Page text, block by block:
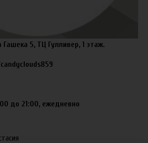
Гашека 5, ТЦ Гулливер, 1 этаж.
до 21:00, ежедневно